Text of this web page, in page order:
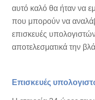
αυτό καλό θα ήταν να
που μπορούν να
επισκευές
αποτελεσματικά την
Επισκευές